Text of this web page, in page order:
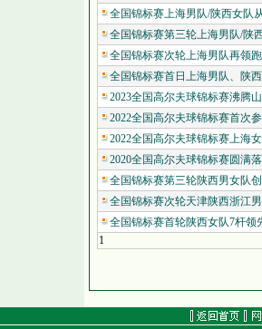
全国锦标赛上海男队/陕西女队
全国锦标赛第三轮上海男队/陕
全国锦标赛次轮上海男队再领
全国锦标赛首日上海男队、陕
2023全国高尔夫球锦标赛沸腾
2022全国高尔夫球锦标赛首次
2022全国高尔夫球锦标赛上海
2020全国高尔夫球锦标赛圆满
全国锦标赛第三轮陕西男女队
全国锦标赛次轮天津陕西浙江
全国锦标赛首轮陕西女队7杆领
1